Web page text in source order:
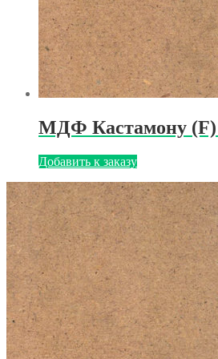
МДФ Кастамону (F)
Добавить к заказу